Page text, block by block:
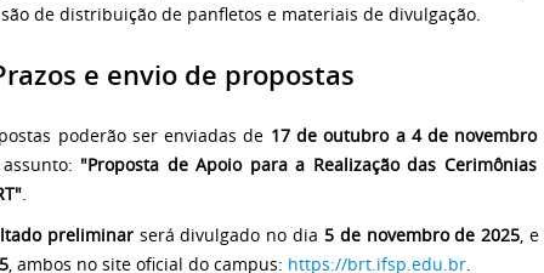
de distribuição de panfletos e materiais de divulgação.
e envio de propostas
poderão ser enviadas de 17 de outubro a 4 de novembro
"Proposta de Apoio para a Realização das
preliminarserá divulgado no dia 5 de novembro de 2025 ,
, ambos no site oficial do campus: https://brt.ifsp.edu. br